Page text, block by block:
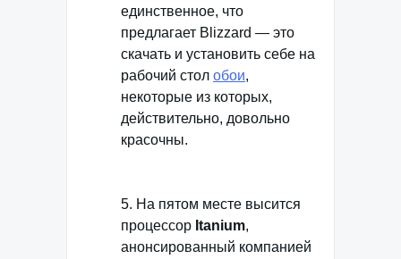
единственное, что
предлагает Blizzard — это
скачать и установить себе на
рабочий стол обои,
некоторые из которых,
действительно, довольно
красочны.
5. На пятом месте высится
процессор Itanium,
анонсированный компанией